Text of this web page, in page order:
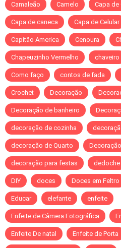
Camaleão Camelo Capa de
Capa de caneca Capa de Celular
Capitão America Cenoura
Chapeuzinho Vermelho chaveiro
Como faço contos de fada
Crochet Decoração
Decoração de banheiro
decoração de cozinha
decoração de Quarto
decoração para festas dedoche
DIY doces Doces em Feltro
Educar elefante enfeite
Enfeite de Câmera Fotográfica
Enfeite De natal Enfeite de Porta